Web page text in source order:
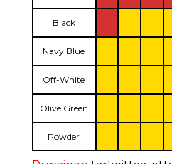
Black
Navy Blue
Off-White
Olive Green
Powder